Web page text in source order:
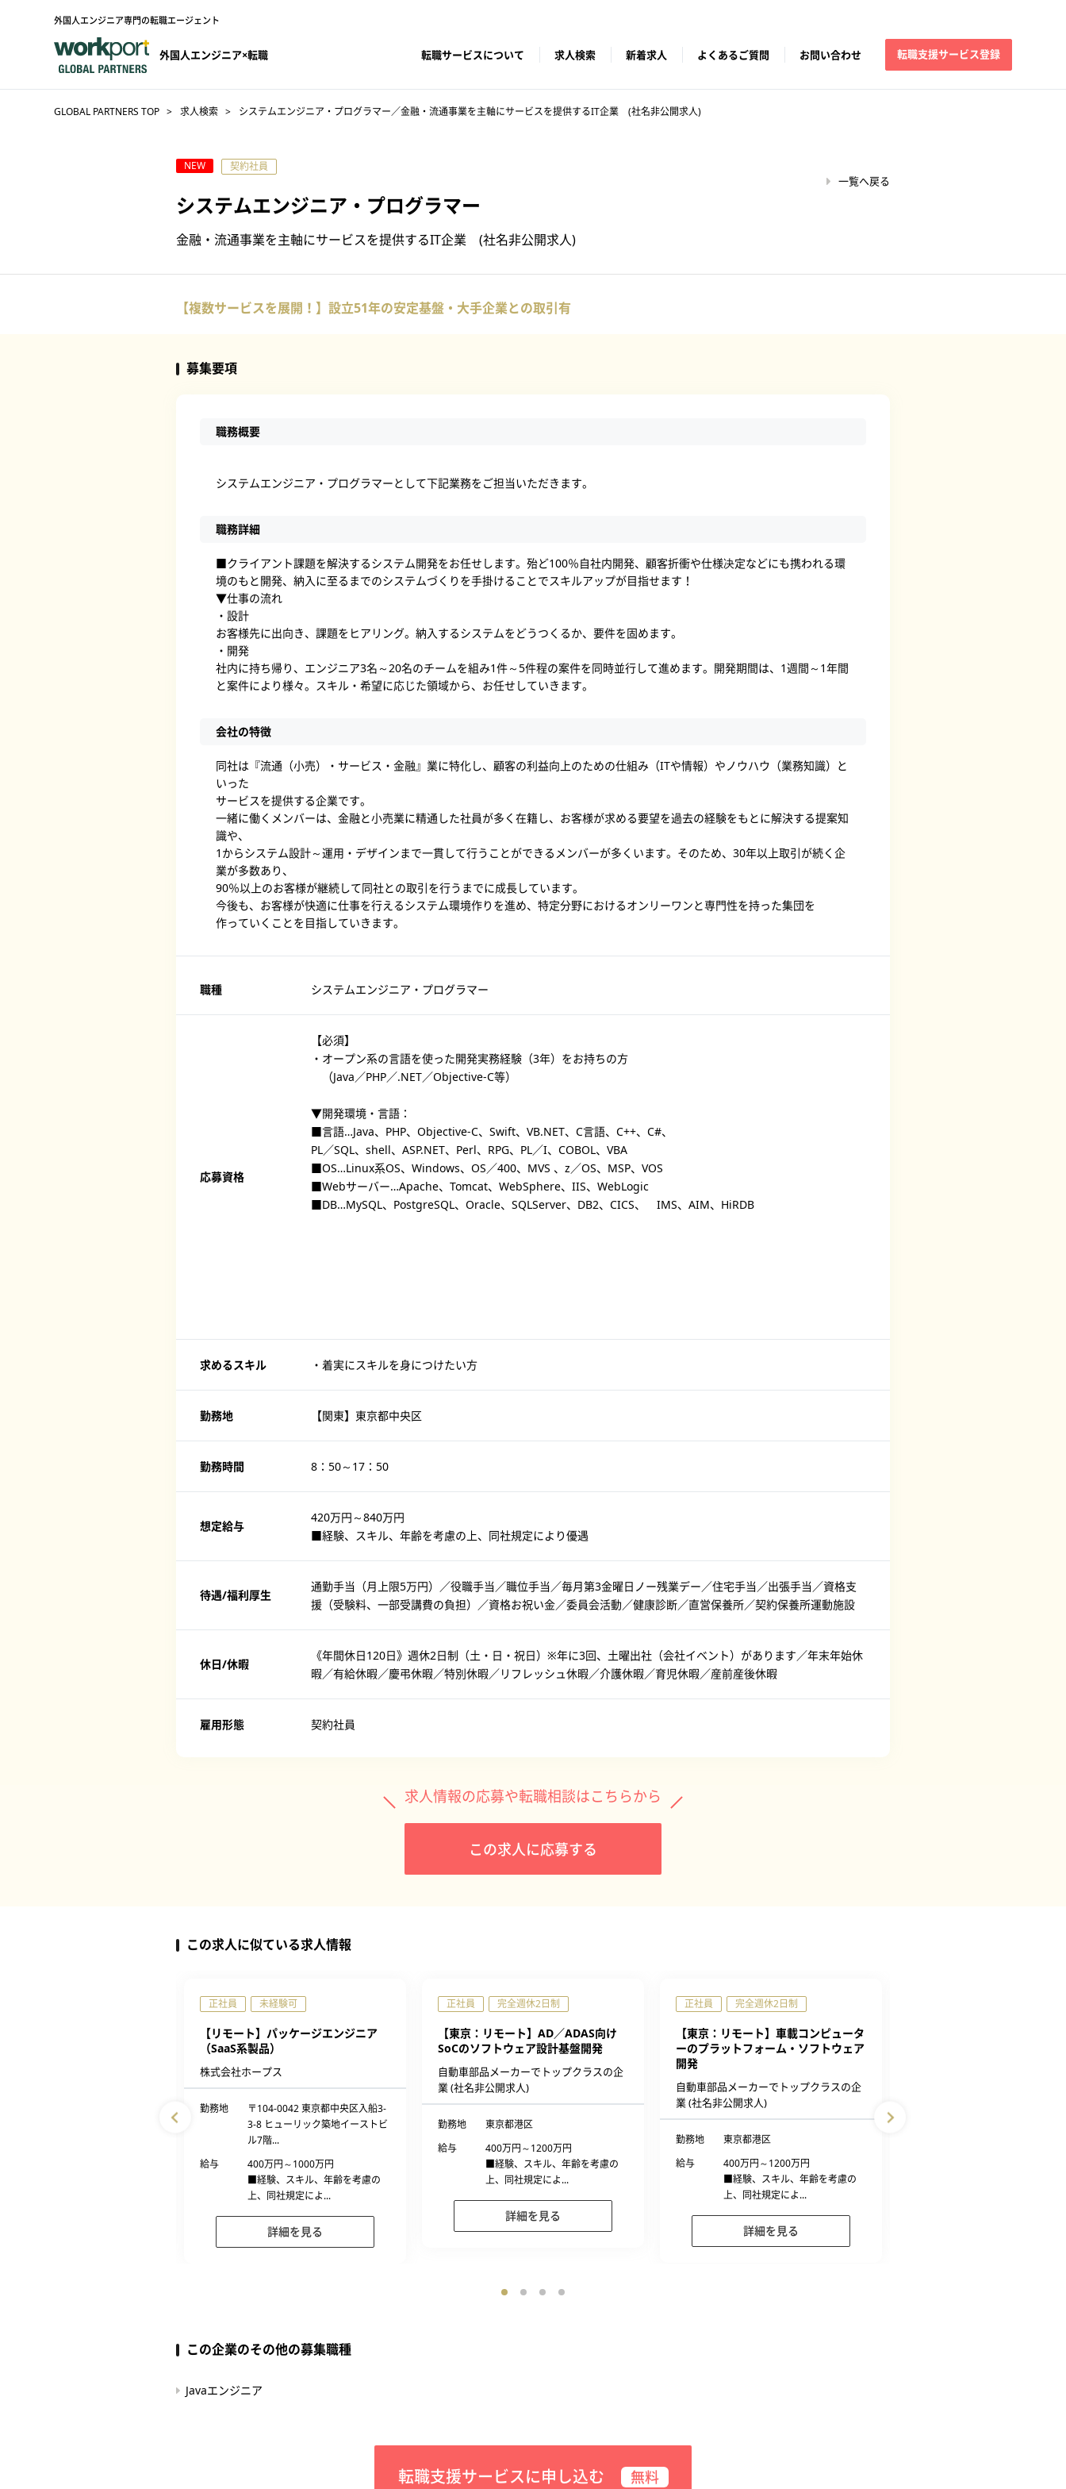
外国人エンジニア専門の転職エージェント
外国人エンジニア×転職 転職サービスについて 求人検索 新着求人 よくあるご質問 お問い合わせ 転職支援サービス登録
GLOBAL PARTNERS TOP 求人検索 システムエンジニア・プログラマー／金融・流通事業を主軸にサービスを提供するIT企業 (社名非公開求人)
NEW 契約社員
システムエンジニア・プログラマー
金融・流通事業を主軸にサービスを提供するIT企業 (社名非公開求人)
一覧へ戻る
【複数サービスを展開！】設立51年の安定基盤・大手企業との取引有
募集要項
職務概要
システムエンジニア・プログラマーとして下記業務をご担当いただきます。
職務詳細
■クライアント課題を解決するシステム開発をお任せします。殆ど100％自社内開発、顧客折衝や仕様决定などにも携われる環
境のもと開発、納入に至るまでのシステムづくりを手掛けることでスキルアップが目指せます！
▼仕事の流れ
・設計
お客様先に出向き、課題をヒアリング。納入するシステムをどうつくるか、要件を固めます。
・開発
社内に持ち帰り、エンジニア3名～20名のチームを組み1件～5件程の案件を同時並行して進めます。開発期間は、1週間～1年間
と案件により様々。スキル・希望に応じた領域から、お任せしていきます。
会社の特徴
同社は『流通（小売）・サービス・金融』業に特化し、顧客の利益向上のための仕組み（ITや情報）やノウハウ（業務知識）と
いった
サービスを提供する企業です。
一緒に働くメンバーは、金融と小売業に精通した社員が多く在籍し、お客様が求める要望を過去の経験をもとに解決する提案知
識や、
1からシステム設計～運用・デザインまで一貫して行うことができるメンバーが多くいます。そのため、30年以上取引が続く企
業が多数あり、
90％以上のお客様が継続して同社との取引を行うまでに成長しています。
今後も、お客様が快適に仕事を行えるシステム環境作りを進め、特定分野におけるオンリーワンと専門性を持った集団を
作っていくことを目指していきます。
職種 システムエンジニア・プログラマー
応募資格
【必須】
・オープン系の言語を使った開発実務経験（3年）をお持ちの方
（Java／PHP／.NET／Objective-C等）
▼開発環境・言語：
■言語…Java、PHP、Objective-C、Swift、VB.NET、C言語、C++、C#、
PL／SQL、shell、ASP.NET、Perl、RPG、PL／I、COBOL、VBA
■OS…Linux系OS、Windows、OS／400、MVS 、z／OS、MSP、VOS
■Webサーバー…Apache、Tomcat、WebSphere、IIS、WebLogic
■DB…MySQL、PostgreSQL、Oracle、SQLServer、DB2、CICS、 IMS、AIM、HiRDB
求めるスキル ・着実にスキルを身につけたい方
勤務地 【関東】東京都中央区
勤務時間 8：50～17：50
想定給与
420万円～840万円
■経験、スキル、年齢を考慮の上、同社規定により優遇
待遇/福利厚生
通勤手当（月上限5万円）／役職手当／職位手当／毎月第3金曜日ノー残業デー／住宅手当／出張手当／資格支
援（受験料、一部受講費の負担）／資格お祝い金／委員会活動／健康診断／直営保養所／契約保養所運動施設
休日/休暇
《年間休日120日》週休2日制（土・日・祝日）※年に3回、土曜出社（会社イベント）があります／年末年始休
暇／有給休暇／慶弔休暇／特別休暇／リフレッシュ休暇／介護休暇／育児休暇／産前産後休暇
雇用形態 契約社員
求人情報の応募や転職相談はこちらから
この求人に応募する
この求人に似ている求人情報
正社員 未経験可
【リモート】パッケージエンジニア
（SaaS系製品）
株式会社ホープス
勤務地
〒104-0042 東京都中央区入船3-
3-8 ヒューリック築地イーストビ
ル7階...
給与
400万円～1000万円
■経験、スキル、年齢を考慮の
上、同社規定によ...
詳細を見る
正社員 完全週休2日制
【東京：リモート】AD／ADAS向け
SoCのソフトウェア設計基盤開発
自動車部品メーカーでトップクラスの企
業 (社名非公開求人)
勤務地
東京都港区
給与
400万円～1200万円
■経験、スキル、年齢を考慮の
上、同社規定によ...
詳細を見る
正社員 完全週休2日制
【東京：リモート】車載コンピュータ
ーのプラットフォーム・ソフトウェア
開発
自動車部品メーカーでトップクラスの企
業 (社名非公開求人)
勤務地
東京都港区
給与
400万円～1200万円
■経験、スキル、年齢を考慮の
上、同社規定によ...
詳細を見る
この企業のその他の募集職種
Javaエンジニア
転職支援サービスに申し込む